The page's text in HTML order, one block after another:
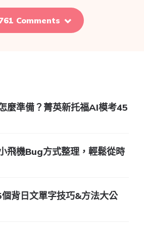
Comments
麼準備？菁英新托福AI模考45
飛機Bug方式整理，輕鬆從時
背日文單字技巧&方法大公